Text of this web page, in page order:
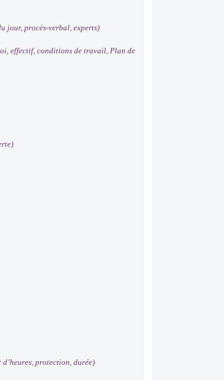
jour, procès-verbal, experts)
effectif, conditions de travail, Plan de
protection, durée)